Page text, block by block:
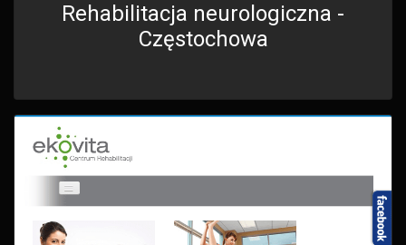
Rehabilitacja neurologiczna -
Częstochowa